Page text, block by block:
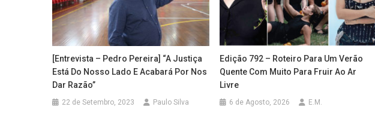
[Entrevista – Pedro Pereira] “A Justiça
Está Do Nosso Lado E Acabará Por Nos
Dar Razão”
22 de Setembro, 2023 Paulo Silva
Edição 792 – Roteiro Para Um Verão
Quente Com Muito Para Fruir Ao Ar
Livre
6 de Agosto, 2026 E.M.